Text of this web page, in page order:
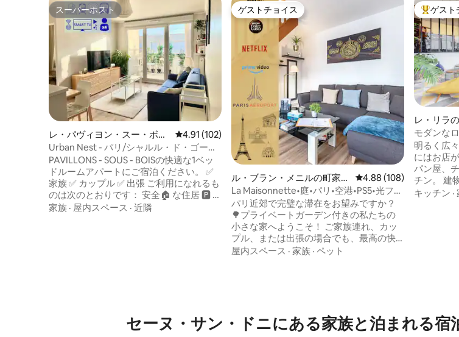
スーパーホスト
スーパーホスト
レ・パヴィヨン・スー・ボワ
のコンドミニアム
レビュー102件、5つ星中4.91つ星の平均評価
4.91 (102)
Urban Nest - パリ/シャルル・ド・ゴール
空港 - 駐車場と快適さ
PAVILLONS - SOUS - BOISの快適な1ベッ
ドルームアパートにご宿泊ください。 ✅
家族 ✅ カップル ✅ 出張 ご利用になれるも
のは次のとおりです： 安全🏠 な住居 🅿️ 専
用駐車スペース 交通と移動： アプリスト
家族 · 屋内スペース · 近隣
ゲストチョイス
ゲストチョイス
ル・ブラン・メニルの町家・
長屋
レビュー108件、5つ星
4.88 (108)
La Maisonnette•庭•パリ•空港•PS5•光ファ
イバー
パリ近郊で完璧な滞在をお望みですか？
🌳プライベートガーデン付きの私たちの
小さな家へようこそ！ ご家族連れ、カッ
プル、または出張の場合でも、最高の快
適さをお楽しみください。 🛌 2室の快適な
と🍖バーベキュー（BBQ）のあるプライ
ベートガーデン ✨ 理想の休暇を今すぐ予
屋内スペース · 家族 · ペット
大好評の
ゲスト
レ・リラ
モダンな
郊。
明るく広
にはお店
パン屋、
チン。 建
ュ・ゲン
キッチン ·
セーヌ・サン・ドニにある家族と泊まれる